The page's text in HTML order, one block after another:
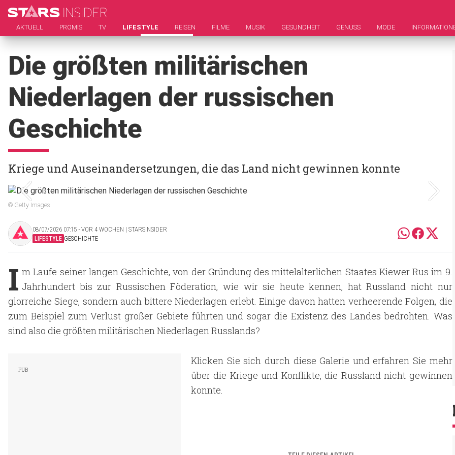
AKTUELL PROMIS TV LIFESTYLE REISEN FILME MUSIK GESUNDHEIT GENUSS MODE
Die größten militärischen
Niederlagen der russischen
Geschichte
Kriege und Auseinandersetzungen, die das Land nicht gewinnen konnte
© Getty Images
08/07/2026 07:15 ‧ VOR 4 WOCHEN | STARSINSIDER
LIFESTYLE GESCHICHTE
I m Laufe seiner langen Geschichte, von der Gründung des mittelalterlichen Staates Kiewer Rus im 9.
Jahrhundert bis zur Russischen Föderation, wie wir sie heute kennen, hat Russland nicht nur
glorreiche Siege, sondern auch bittere Niederlagen erlebt. Einige davon hatten verheerende Folgen, die
zum Beispiel zum Verlust großer Gebiete führten und sogar die Existenz des Landes bedrohten. Was
sind also die größten militärischen Niederlagen Russlands?
Klicken Sie sich durch diese Galerie und erfahren Sie mehr
über die Kriege und Konflikte, die Russland nicht gewinnen
konnte.